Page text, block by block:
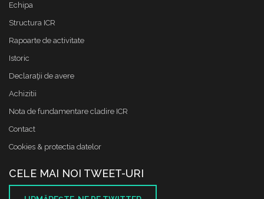
Echipa
Structura ICR
Rapoarte de activitate
Istoric
Declaraţii de avere
Achizitii
Nota de fundamentare cladire ICR
Contact
Cookies & protectia datelor
CELE MAI NOI TWEET-URI